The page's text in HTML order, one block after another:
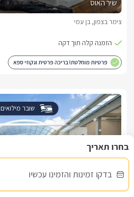
בדקו זמינות והזמינו עכשיו
שיר האוס
צימר בצפון, בן עמי
פרטיות מוחלטת! בריכה פרטית וגקוזי ספא
שובר מילואים